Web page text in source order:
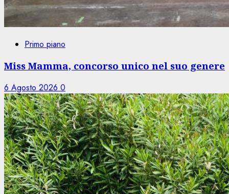
Primo piano
Miss Mamma, concorso unico nel suo genere
6 Agosto 2026 0